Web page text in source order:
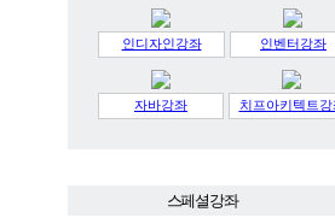
인디자인강좌 인벤터강좌
자바강좌 치프아키텍트강
스페셜강좌